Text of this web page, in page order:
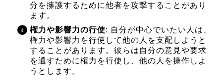
分を擁護するために他者を攻撃することがあり
ます。
権力や影響力の行使: 自分が中心でいたい人は、
権力や影響力を行使して他の人を支配しようと
することがあります。彼らは自分の意見や要求
を通すために権力を行使し、他の人を操作しよ
うとします。